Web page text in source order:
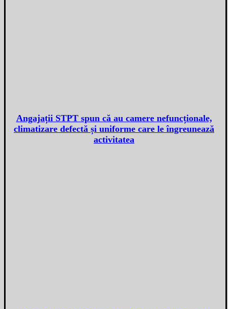
Angajații STPT spun că au camere nefuncționale,
climatizare defectă și uniforme care le îngreunează
activitatea